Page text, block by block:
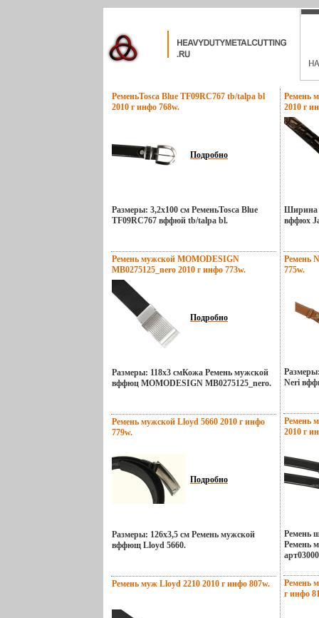
РеменьTosca Blue TF09RC767 tb/talpa bl
2010 г инфо 768w.
Подробно
Размеры: 3,2х100 см РеменьTosca Blue
TF09RC767 вффюй tb/talpa bl.
Ремень мужской MOMODESIGN
MB0275125_nero 2010 г инфо 773w.
Подробно
Размеры: 118х3 смКожа Ремень мужской
вффюц MOMODESIGN MB0275125_nero.
Ремень мужской Lloyd 5660 2010 г инфо
779w.
Подробно
Размеры: 126х3,5 см Ремень мужской
вффющ Lloyd 5660.
Ремень муж Lloyd 2210 2010 г инфо 807w.
Ремень
2010 г
Ширина
вффюх
Ремень
775w.
Neri
Ремень
2010 г
Ремень
Ремень
Ремень
г инфо